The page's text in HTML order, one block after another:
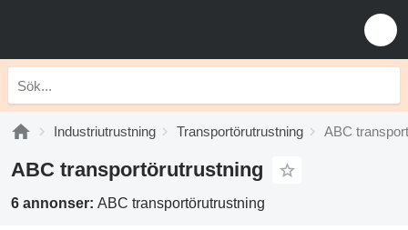
Industriutrustning Transportörutrustning ABC
ABC transportörutrustning
6 annonser: ABC transportörutrustning